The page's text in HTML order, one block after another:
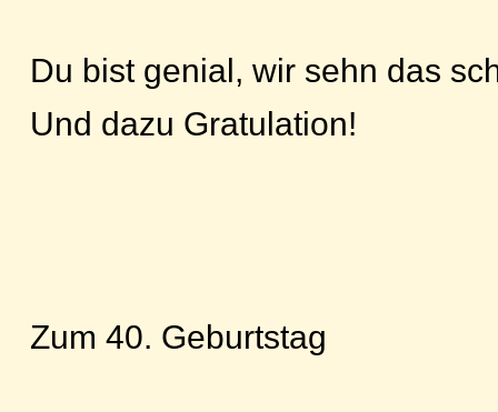
Du bist genial, wir sehn das
Und dazu Gratulation!
Zum 40. Geburtstag